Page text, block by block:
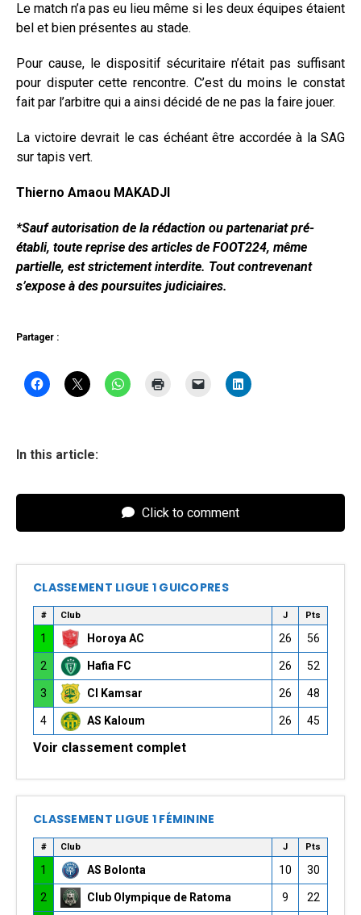
Le match n’a pas eu lieu même si les deux équipes étaient
bel et bien présentes au stade.
Pour cause, le dispositif sécuritaire n’était pas suffisant
pour disputer cette rencontre. C’est du moins le constat
fait par l’arbitre qui a ainsi décidé de ne pas la faire jouer.
La victoire devrait le cas échéant être accordée à la SAG
sur tapis vert.
Thierno Amaou MAKADJI
*Sauf autorisation de la rédaction ou partenariat pré-
établi, toute reprise des articles de FOOT224, même
partielle, est strictement interdite. Tout contrevenant
s’expose à des poursuites judiciaires.
Partager :
In this article:
Click to comment
CLASSEMENT LIGUE 1 GUICOPRES
# Club J Pts
1 Horoya AC 26 56
2 Hafia FC 26 52
3 CI Kamsar 26 48
4 AS Kaloum 26 45
Voir classement complet
CLASSEMENT LIGUE 1 FÉMININE
# Club J Pts
1 AS Bolonta 10 30
2 Club Olympique de Ratoma 9 22